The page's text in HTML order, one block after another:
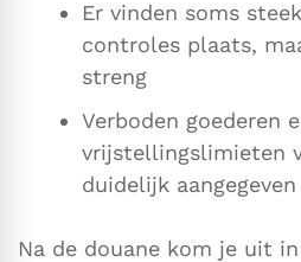
Er vinden soms
controles plaats,
streng
Verboden goederen
vrijstellingslimieten
duidelijk aangegeven
Na de douane kom je uit